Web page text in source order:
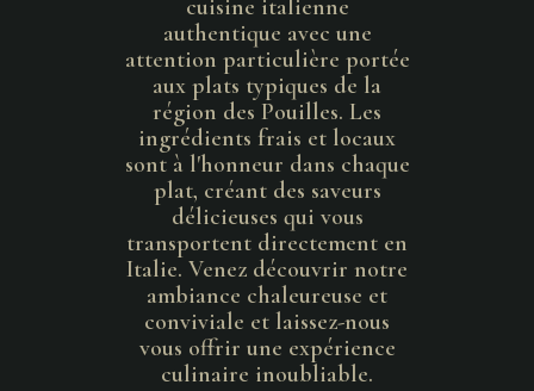
cuisine italienne
authentique avec une
attention particulière portée
aux plats typiques de la
région des Pouilles. Les
ingrédients frais et locaux
sont à l'honneur dans chaque
plat, créant des saveurs
délicieuses qui vous
transportent directement en
Italie. Venez découvrir notre
ambiance chaleureuse et
conviviale et laissez-nous
vous offrir une expérience
culinaire inoubliable.